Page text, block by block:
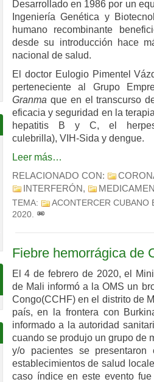
Desarrollado en 1986 por un
Ingeniería Genética y
humano recombinante
desde su introducción hace
nacional de salud.
El doctor Eulogio Pimentel
perteneciente al Grupo
Granma que en el transcurso
eficacia y seguridad en la
hepatitis B y C, el herpes
culebrilla), VIH-Sida y dengue.
Leer más…
RELACIONADO CON:
INTERFERÓN,
TEMA:
ACONTERCER CUBANO
2020.
Fiebre hemorrágica de
El 4 de febrero de 2020, el
de Mali informó a la OMS un
Congo(CCHF) en el distrito de
país, en la frontera con
informado a la autoridad
cuando se produjo un grupo de
y/o pacientes se
establecimientos de salud
caso índice en este evento